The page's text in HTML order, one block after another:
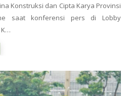
Konstruksi dan Cipta Karya Provinsi
saat konferensi pers di Lobby
K…